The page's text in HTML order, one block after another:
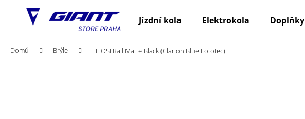
Jízdní kola Elektrokola Doplňky
Domů Brýle TIFOSI Rail Matte Black (Clarion Blue Fototec)
obchodu
obchodu